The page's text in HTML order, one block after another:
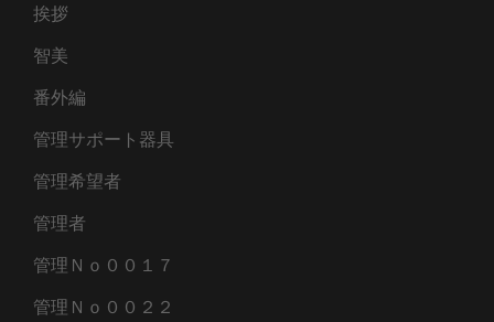
挨拶
智美
番外編
管理サポート器具
管理希望者
管理者
管理Ｎｏ００１７
管理Ｎｏ００２２